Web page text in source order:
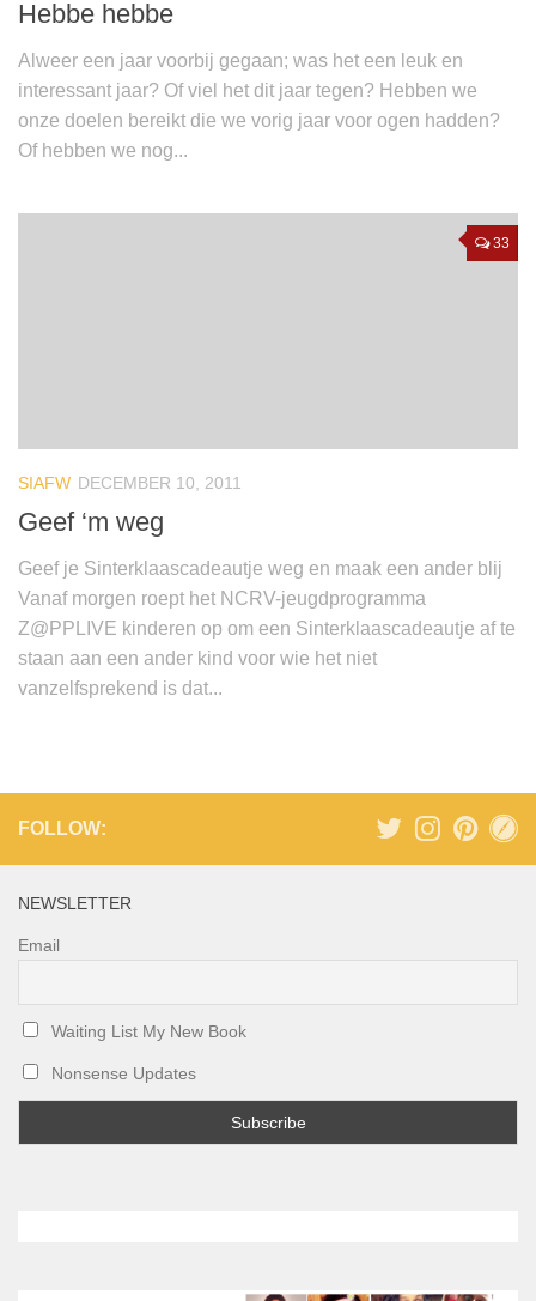
Hebbe hebbe
Alweer een jaar voorbij gegaan; was het een leuk en
interessant jaar? Of viel het dit jaar tegen? Hebben we
onze doelen bereikt die we vorig jaar voor ogen hadden?
Of hebben we nog...
33
SIAFW DECEMBER 10, 2011
Geef ‘m weg
Geef je Sinterklaascadeautje weg en maak een ander blij
Vanaf morgen roept het NCRV-jeugdprogramma
Z@PPLIVE kinderen op om een Sinterklaascadeautje af te
staan aan een ander kind voor wie het niet
vanzelfsprekend is dat...
FOLLOW:
NEWSLETTER
Email
Waiting List My New Book
Nonsense Updates